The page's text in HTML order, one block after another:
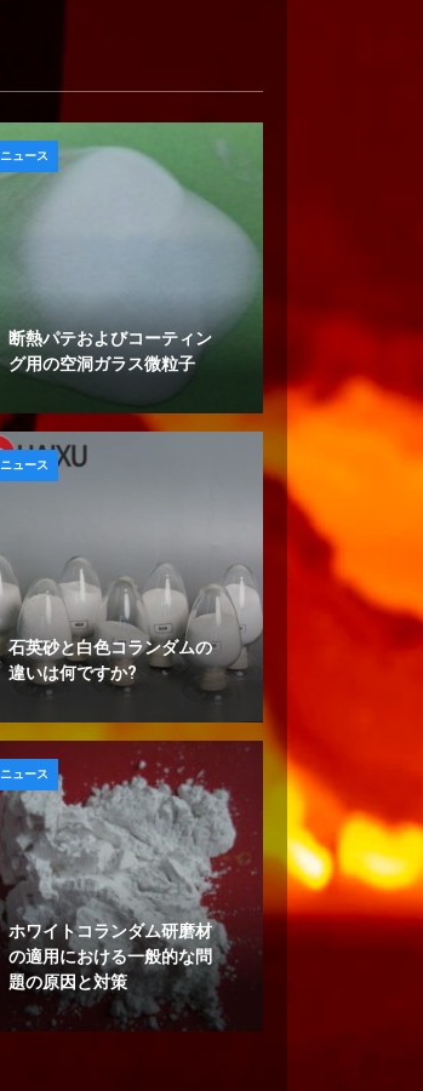
断熱パテおよびコーティン
グ用の空洞ガラス微粒子
ニュース
石英砂と白色コランダムの
違いは何ですか?
ニュース
ホワイトコランダム研磨材
の適用における一般的な問
題の原因と対策
ニュース